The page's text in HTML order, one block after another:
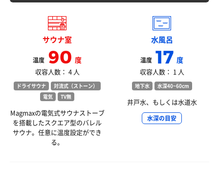
サウナ室
温度 90度
収容人数： 4 人
ドライサウナ
対流式（ストーン）
電気
TV無
Magmaxの電気式サウナストーブ
を搭載したスクエア型のバレル
サウナ。任意に温度設定ができ
る。
水風呂
温度 17度
収容人数： 1 人
地下水 水深40~60cm
井戸水、もしくは水道水
水深の目安